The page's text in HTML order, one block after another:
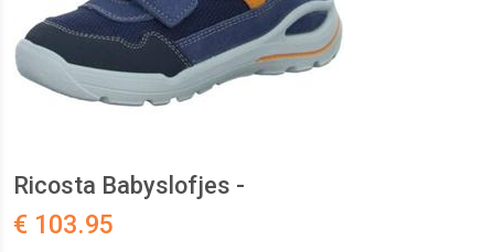
Ricosta Babyslofjes -
€ 103.95